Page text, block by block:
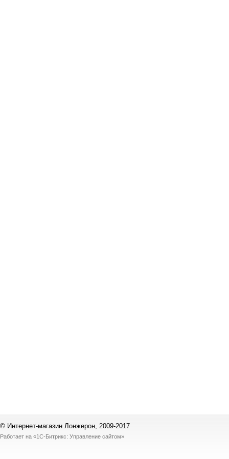
© Интернет-магазин Лонжерон, 2009-2017
Работает на «1С-Битрикс: Управление сайтом»